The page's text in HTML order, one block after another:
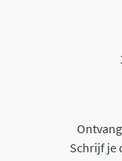
Schrijf je